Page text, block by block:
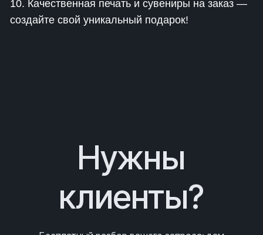
10. Качественная печать и сувениры на заказ —
создайте свой уникальный подарок!
Нужны
клиенты?